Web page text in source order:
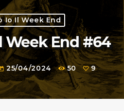
Io Il Week End
Week End #64
25/04/2024 50 9